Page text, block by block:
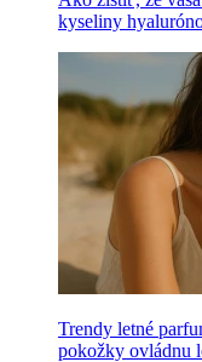
kyseliny
Trendy letné
pokožky ovládnu